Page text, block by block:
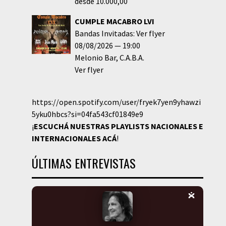
CUMPLE MACABRO LVI
Bandas Invitadas: Ver flyer
08/08/2026
19:00
Melonio Bar C.A.B.A.
Ver flyer
https://open.spotify.com/user/fryek7yen9yhawzi
5yku0hbcs?si=04fa543cf01849e9
¡ESCUCHÁ NUESTRAS PLAYLISTS NACIONALES E
INTERNACIONALESACÁ!
ÚLTIMAS ENTREVISTAS